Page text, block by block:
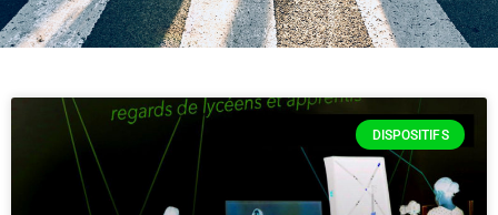
DISPOSITIFS